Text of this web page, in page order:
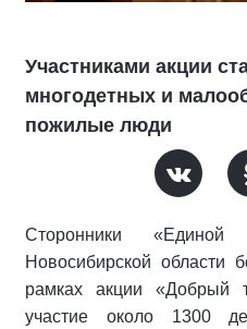
Участниками акции
многодетных и
пожилые люди
Сторонники
Новосибирской области
рамках акции «Добрый
участие около 1300